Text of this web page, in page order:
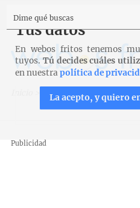
Recetas Postres y tartas
Publicidad
Tus datos
En webos fritos tenemos
tuyos. Tú decides cuáles
en nuestrapolítica de
La acepto, y quiero